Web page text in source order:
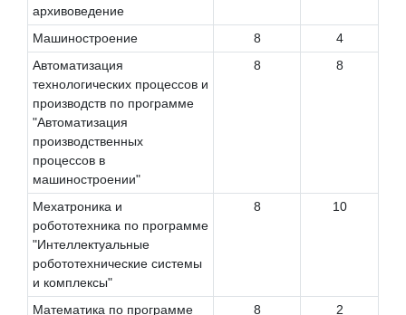
архивоведение
Машиностроение 8
4
Автоматизация
технологических процессов и
производств по программе
"Автоматизация
производственных
процессов в
машиностроении"
8 8
Мехатроника и
робототехника по программе
"Интеллектуальные
робототехнические системы
и комплексы"
8 10
Математика по программе
8 2